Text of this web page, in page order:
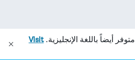
متوفر أيضاً باللغة الإنجليزية.Visit